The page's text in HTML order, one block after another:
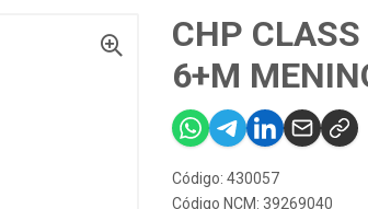
CHP
6+M
Código: 430057
Código NCM: 39269040